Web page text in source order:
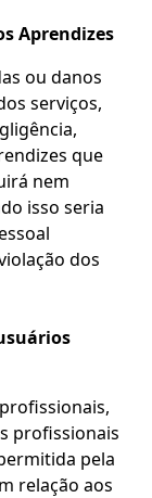
Aprendizes
ou danos
serviços,
que
nem
isso seria
dos
profissionais
pela
relação aos